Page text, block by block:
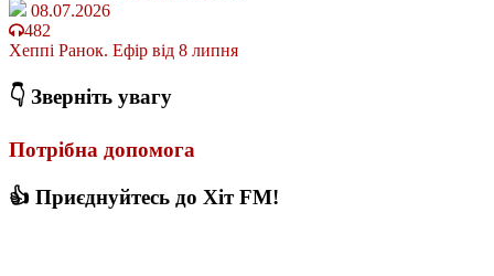
08.07.2026
482
Хеппі Ранок. Ефір від 8 липня
👇 Зверніть увагу
Потрібна допомога
👍 Приєднуйтесь до Хіт FM!